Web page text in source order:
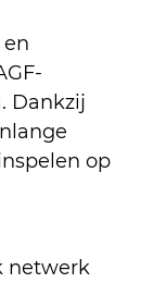
Dankzij
op
netwerk